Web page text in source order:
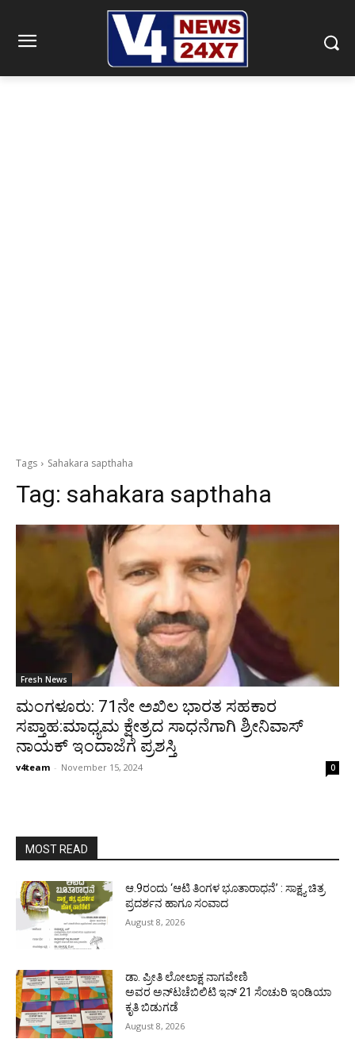
Tags Sahakara sapthaha
Tag: sahakara sapthaha
Fresh News
ಮಂಗಳೂರು: 71ನೇ ಅಖಿಲ ಭಾರತ ಸಹಕಾರ
ಸಪ್ತಾಹ:ಮಾಧ್ಯಮ ಕ್ಷೇತ್ರದ ಸಾಧನೆಗಾಗಿ ಶ್ರೀನಿವಾಸ್
ನಾಯಕ್ ಇಂದಾಜೆಗೆ ಪ್ರಶಸ್ತಿ
v4team - November 15, 2024 0
MOST READ
ಆ.9ರಂದು ‘ಆಟಿ ತಿಂಗಳ ಭೂತಾರಾಧನೆ’ : ಸಾಕ್ಷ್ಯ ಚಿತ್ರ
ಪ್ರದರ್ಶನ ಹಾಗೂ ಸಂವಾದ
August 8, 2026
ಡಾ. ಪ್ರೀತಿ ಲೋಲಾಕ್ಷ ನಾಗವೇಣಿ
ಅವರ ಅನ್‌ಟಚೆಬಿಲಿಟಿ ಇನ್ 21 ಸೆಂಚುರಿ ಇಂಡಿಯಾ
ಕೃತಿ ಬಿಡುಗಡೆ
August 8, 2026